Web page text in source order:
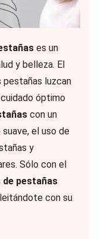
es un
y belleza. El
pestañas luzcan
óptimo
con un
suave, el uso de
y
Sólo con el
pestañas
con su